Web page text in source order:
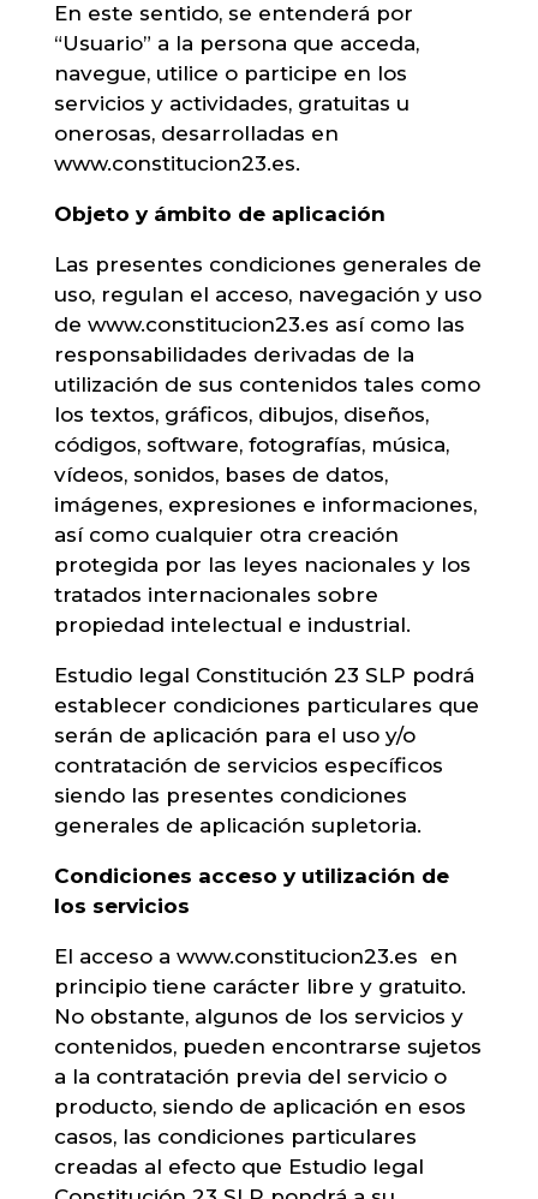
En este sentido, se entenderá por
“Usuario” a la persona que acceda,
navegue, utilice o participe en los
servicios y actividades, gratuitas u
onerosas, desarrolladas en
www.constitucion23.es.
Objeto y ámbito de aplicación
Las presentes condiciones generales de
uso, regulan el acceso, navegación y uso
de www.constitucion23.es así como las
responsabilidades derivadas de la
utilización de sus contenidos tales como
los textos, gráficos, dibujos, diseños,
códigos, software, fotografías, música,
vídeos, sonidos, bases de datos,
imágenes, expresiones e informaciones,
así como cualquier otra creación
protegida por las leyes nacionales y los
tratados internacionales sobre
propiedad intelectual e industrial.
Estudio legal Constitución 23 SLP podrá
establecer condiciones particulares que
serán de aplicación para el uso y/o
contratación de servicios específicos
siendo las presentes condiciones
generales de aplicación supletoria.
Condiciones acceso y utilización de
los servicios
El acceso a www.constitucion23.es en
principio tiene carácter libre y gratuito.
No obstante, algunos de los servicios y
contenidos, pueden encontrarse sujetos
a la contratación previa del servicio o
producto, siendo de aplicación en esos
casos, las condiciones particulares
creadas al efecto que Estudio legal